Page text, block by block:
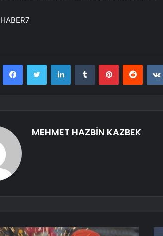
HABER7
FacebookTwitter LinkedInTumblr PinterestReddit
MEHMET HAZBİN KAZBEK